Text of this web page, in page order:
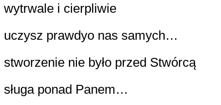
wytrwale i cierpliwie
uczysz prawdyo nas samych…
stworzenie nie było przed Stwórcą
sługa ponad Panem…